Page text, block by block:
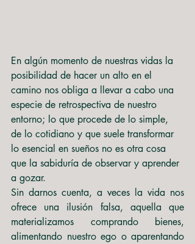
En algún momento de nuestras vidas la
posibilidad de hacer un alto en el
camino nos obliga a llevar a cabo una
especie de retrospectiva de nuestro
entorno; lo que procede de lo simple,
de lo cotidiano y que suele transformar
lo esencial en sueños no es otra cosa
que la sabiduría de observar y aprender
a gozar.
Sin darnos cuenta, a veces la vida nos
ofrece una ilusión falsa, aquella que
materializamos comprando bienes,
alimentando nuestro ego o aparentando